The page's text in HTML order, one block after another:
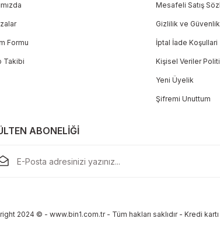
Formu
Takibi
Mesafeli Satış
Gizlilik ve Güvenlik
İptal İade Koşullari
Kişisel Veriler
Yeni Üyelik
Şifremi Unuttum
ABONELİĞİ
2024 © - www.bin1.com.tr - Tüm hakları saklıdır - Kredi